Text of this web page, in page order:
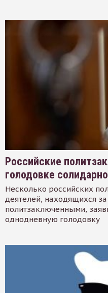
Российские
голодовке
Несколько российских
деятелей, находящихся
политзаключенными,
однодневную голодовку